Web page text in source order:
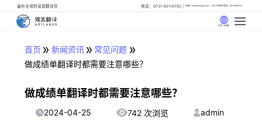
遍布全球的母语翻译官 电话：0731-85114762 邮箱: info@artlangs.com 24小时翻译管家: 18142666316
中文 (中国)
首页 » 新闻资讯» 常见问题 »
做成绩单翻译时都需要注意哪些？
做成绩单翻译时都需要注意哪些？
2024-04-25 742 次浏览 admin